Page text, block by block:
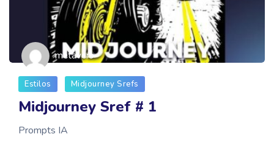
metavers
Estilos Midjourney Srefs
Midjourney Sref # 1
Prompts IA